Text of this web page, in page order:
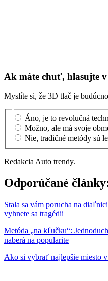
Ak máte chuť, hlasujte v
Myslíte si, že 3D tlač je
Áno, je to revolučná
Možno, ale má svoje
Nie, tradičné metódy sú
Redakcia Auto trendy.
Odporúčané
Stala sa vám porucha na
vyhnete sa tragédii
Metóda „na kľučku“:
naberá na popularite
Ako si vybrať najlepšie miesto